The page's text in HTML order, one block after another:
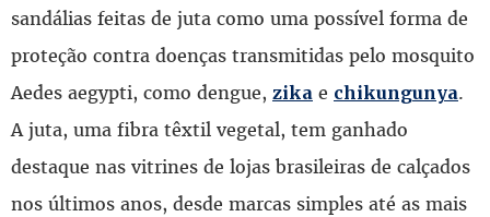
sandálias feitas de juta como uma possível forma de
proteção contra doenças transmitidas pelo mosquito
Aedes aegypti, como dengue, zika e chikungunya.
A juta, uma fibra têxtil vegetal, tem ganhado
destaque nas vitrines de lojas brasileiras de calçados
nos últimos anos, desde marcas simples até as mais